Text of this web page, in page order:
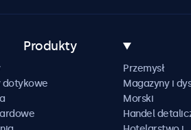
Produkty
dotykowe
Przemysł
Magazyny i
Morski
Handel